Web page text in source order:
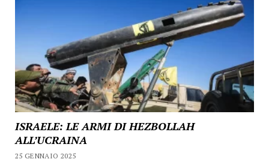
ISRAELE: LE ARMI DI HEZBOLLAH
ALL’UCRAINA
25 GENNAIO 2025